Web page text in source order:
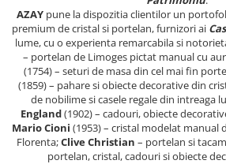
AZAY pune la dispozitia clientilor un
premium de cristal si portelan, furnizori ai
lume, cu o experienta remarcabila si
– portelan de Limoges pictat manual cu
(1754) – seturi de masa din cel mai fin
(1859) – pahare si obiecte decorative din
de nobilime si casele regale din intreaga
England(1902) – cadouri, obiecte
Mario Cioni (1953) – cristal modelat manual
Florenta;Clive Christian – portelan si
portelan, cristal, cadouri si obiecte